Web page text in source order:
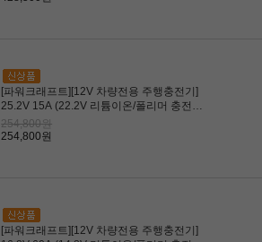
[파워크래프트][12V 차량전용 주행충전기]
25.2V 15A (22.2V 리튬이온/폴리머 충전전
용)(드론, 로봇용)
254,800원
254,800원
[파워크래프트][12V 차량전용 주행충전기]